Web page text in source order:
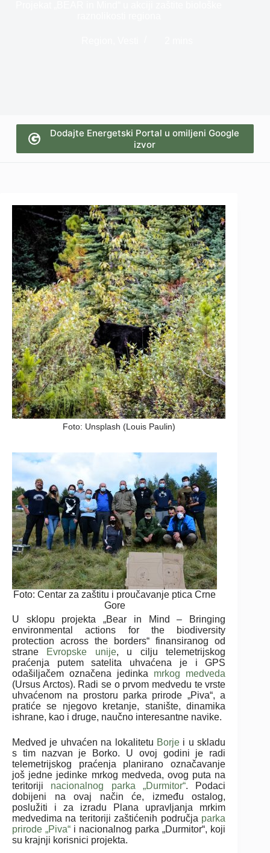
Dodajte Energetski Portal u omiljeni Google
izvor
Foto: Unsplash (Louis Paulin)
Foto: Centar za zaštitu i proučavanje ptica Crne
Gore
U sklopu projekta „Bear in Mind – Bringing
environmental actions for the biodiversity
protection across the borders“ finansiranog od
strane Evropske unije, u cilju telemetrijskog
praćenja putem satelita uhvaćena je i GPS
odašiljačem označena jedinka mrkog medveda
(Ursus Arctos). Radi se o prvom medvedu te vrste
uhvaćenom na prostoru parka prirode „Piva“, a
pratiće se njegovo kretanje, stanište, dinamika
ishrane, kao i druge, naučno interesantne navike.
Medved je uhvaćen na lokalitetu Borje i u skladu
s tim nazvan je Borko. U ovoj godini je radi
telemetrijskog praćenja planirano označavanje
još jedne jedinke mrkog medveda, ovog puta na
teritoriji nacionalnog parka „Durmitor“. Podaci
dobijeni na ovaj način će, između ostalog,
poslužiti i za izradu Plana upravljanja mrkim
medvedima na teritoriji zaštićenih područja parka
prirode „Piva“ i nacionalnog parka „Durmitor“, koji
su krajnji korisnici projekta.